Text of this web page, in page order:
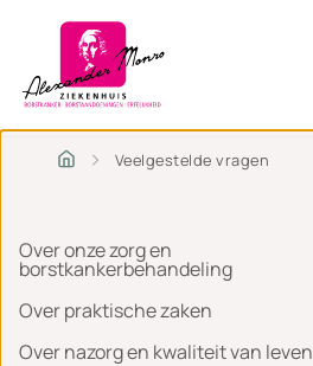
Veelgestelde vragen
Over onze zorg en
borstkankerbehandeling
Over praktische zaken
Over nazorg en kwaliteit van leven